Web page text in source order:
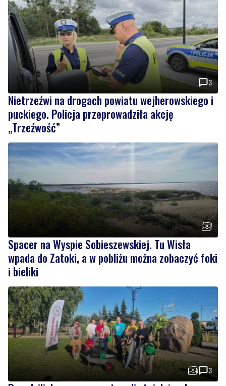
3
Nietrzeźwi na drogach powiatu wejherowskiego i
puckiego. Policja przeprowadziła akcję
„Trzeźwość”
Spacer na Wyspie Sobieszewskiej. Tu Wisła
wpada do Zatoki, a w pobliżu można zobaczyć foki
i bieliki
3
Posadzili drzewa, zamontowali stojak i radar
prędkości
Wiadomości